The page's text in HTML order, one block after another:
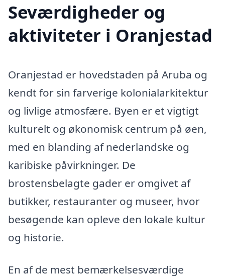
Seværdigheder og
aktiviteter i Oranjestad
Oranjestad er hovedstaden på Aruba og
kendt for sin farverige kolonialarkitektur
og livlige atmosfære. Byen er et vigtigt
kulturelt og økonomisk centrum på øen,
med en blanding af nederlandske og
karibiske påvirkninger. De
brostensbelagte gader er omgivet af
butikker, restauranter og museer, hvor
besøgende kan opleve den lokale kultur
og historie.
En af de mest bemærkelsesværdige